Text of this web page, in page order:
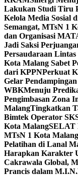
Lakukan Studi Tiru
Kelola Media Sosial
Semangat, MTsN 1
dan Organisasi
Jadi Saksi
Persaudaraan Lintas
Kota Malang Sabet
dari KPPNPerkuat
Gelar
WBKMenuju
Pengimbasan Zona
MalangTingkatkan
Bimtek Operator
Kota MalangSELAT
MTsN 1 Kota
Pelatihan di Lanal
Harapkan Karakter
Cakrawala Global,
Prancis dalam